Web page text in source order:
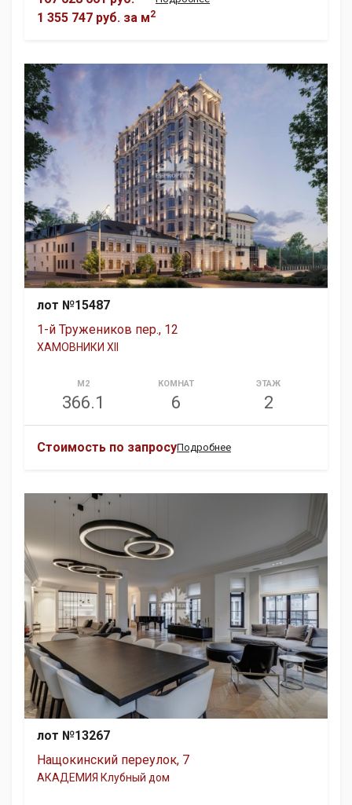
1 355 747 руб. за м2
лот №15487
1-й Тружеников пер., 12
ХАМОВНИКИ XII
М2
366.1
КОМНАТ
6
ЭТАЖ
2
Стоимость по запросуПодробнее
лот №13267
Нащокинский переулок, 7
АКАДЕМИЯ Клубный дом